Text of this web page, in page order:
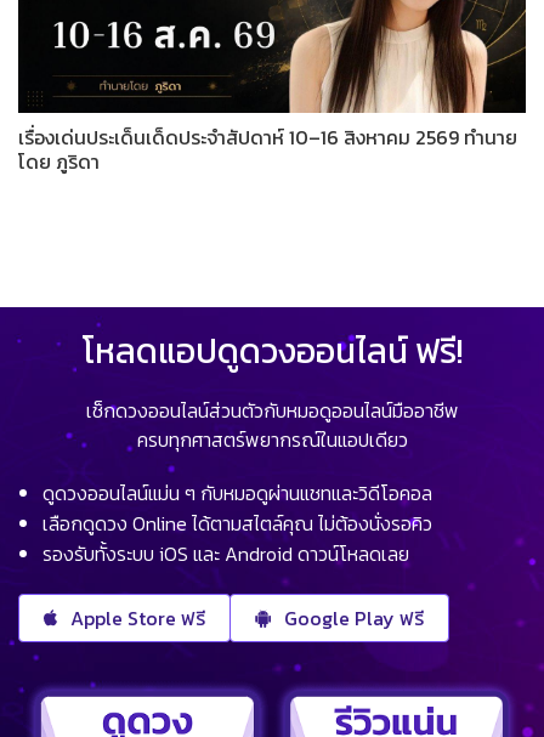
เรื่องเด่นประเด็นเด็ดประจำสัปดาห์ 10–16 สิงหาคม 2569 ทำนาย
โดย ภูริดา
โหลดแอปดูดวงออนไลน์ ฟรี!
เช็กดวงออนไลน์ส่วนตัวกับหมอดูออนไลน์มืออาชีพ
ครบทุกศาสตร์พยากรณ์ในแอปเดียว
ดูดวงออนไลน์แม่น ๆ กับหมอดูผ่านแชทและวิดีโอคอล
เลือกดูดวง Online ได้ตามสไตล์คุณ ไม่ต้องนั่งรอคิว
รองรับทั้งระบบ iOS และ Android ดาวน์โหลดเลย
Apple Store ฟรี Google Play ฟรี